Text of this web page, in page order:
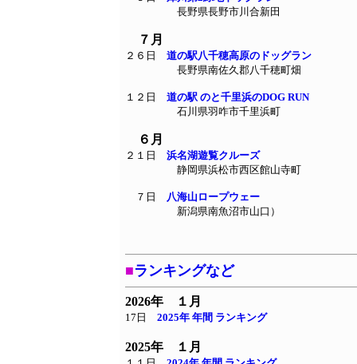
長野県長野市川合新田
７月
２６日
道の駅八千穂高原のドッグラン
長野県南佐久郡八千穂町畑
１２日
道の駅 のと千里浜のDOG RUN
石川県羽咋市千里浜町
６月
２１日
浜名湖遊覧クルーズ
静岡県浜松市西区館山寺町
７日 八海山ロープウェー
新潟県南魚沼市山口）
■ランキングなど
2026年 １月
17日 2025年 年間 ランキング
2025年 １月